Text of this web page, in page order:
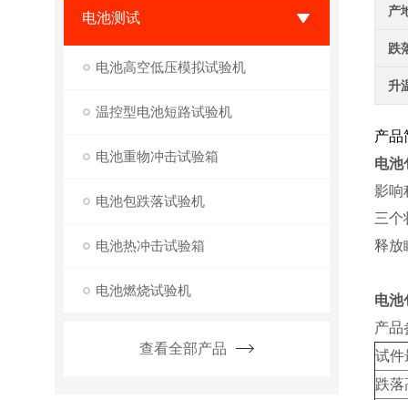
电池测试
电池高空低压模拟试验机
温控型电池短路试验机
电池重物冲击试验箱
电池包跌落试验机
电池热冲击试验箱
电池燃烧试验机
查看全部产品
产
跌
升
产品
电池
影响
三个
释放
电池
产品
试件
跌落